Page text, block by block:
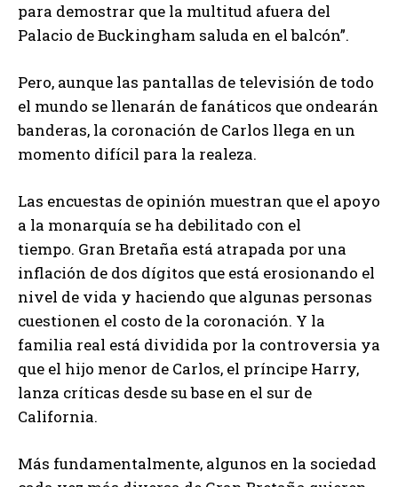
para demostrar que la multitud afuera del
Palacio de Buckingham saluda en el balcón”.
Pero, aunque las pantallas de televisión de todo
el mundo se llenarán de fanáticos que ondearán
banderas, la coronación de Carlos llega en un
momento difícil para la realeza.
Las encuestas de opinión muestran que el apoyo
a la monarquía se ha debilitado con el
tiempo. Gran Bretaña está atrapada por una
inflación de dos dígitos que está erosionando el
nivel de vida y haciendo que algunas personas
cuestionen el costo de la coronación. Y la
familia real está dividida por la controversia ya
que el hijo menor de Carlos, el príncipe Harry,
lanza críticas desde su base en el sur de
California.
Más fundamentalmente, algunos en la sociedad